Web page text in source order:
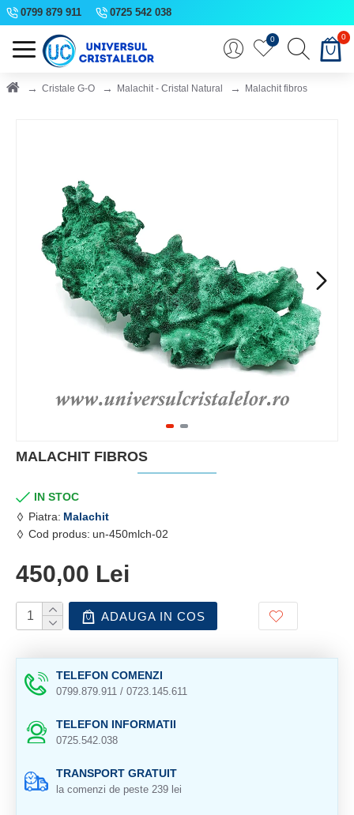
0799 879 911 0725 542 038
0 0
Cristale G-O Malachit - Cristal Natural Malachit fibros
MALACHIT FIBROS
IN STOC
Piatra: Malachit
Cod produs: un-450mlch-02
450,00 Lei
ADAUGA IN COS
TELEFON COMENZI
0799.879.911 / 0723.145.611
TELEFON INFORMATII
0725.542.038
TRANSPORT GRATUIT
la comenzi de peste 239 lei